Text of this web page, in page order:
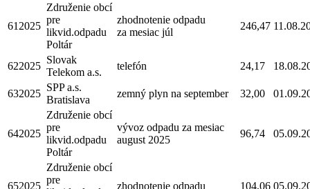
612025
Združenie obcí
pre
likvid.odpadu
Poltár
zhodnotenie odpadu
za mesiac júl
246,47
622025
Slovak
Telekom a.s.
telefón 24,17
632025
SPP a.s.
Bratislava
zemný plyn na september 32,00
642025
Združenie obcí
pre
likvid.odpadu
Poltár
vývoz odpadu za mesiac
august 2025
96,74
652025
Združenie obcí
pre
zhodnotenie odpadu 104,06